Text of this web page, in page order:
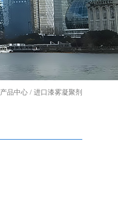
产品中心 进口漆雾凝聚剂